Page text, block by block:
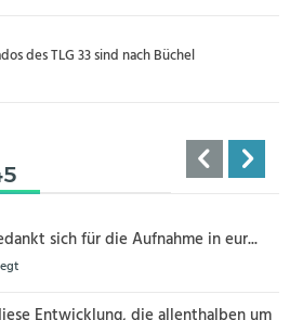
des TLG 33 sind nach Büchel
sich für die Aufnahme in eur...